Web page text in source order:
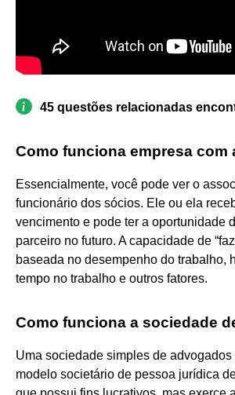
45 questões relacionadas
Como funciona empresa com
Essencialmente, você pode ver o
funcionário dos sócios. Ele ou ela
vencimento e pode ter a oportunidade
parceiro no futuro. A capacidade de
baseada no desempenho do trabalho,
tempo no trabalho e outros fatores.
Como funciona a sociedade
Uma sociedade simples de advogados
modelo societário de pessoa jurídica